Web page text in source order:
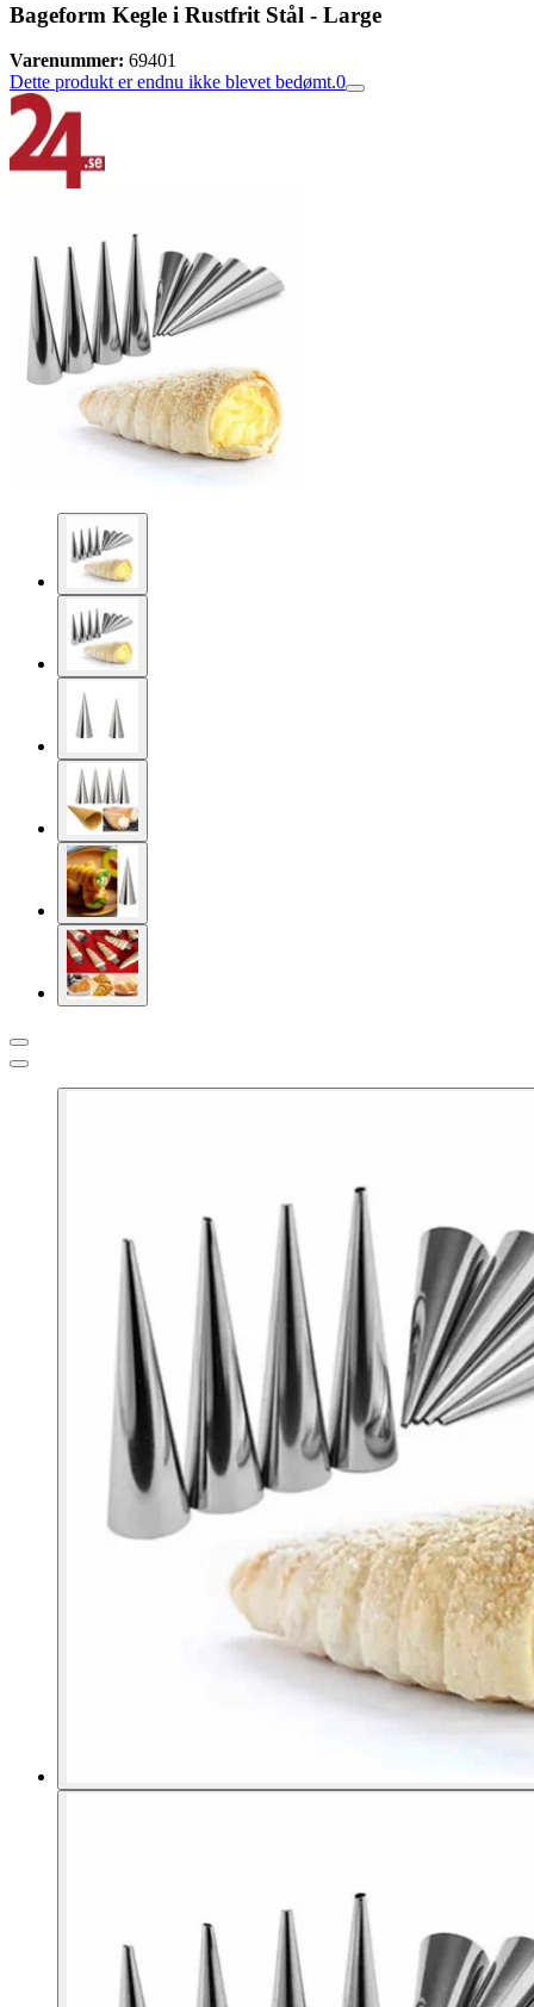
Bageform Kegle i Rustfrit Stål - Large
Varenummer: 69401
Dette produkt er endnu ikke blevet bedømt.0